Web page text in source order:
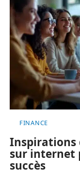
FINANCE
Inspirations
sur internet
succès